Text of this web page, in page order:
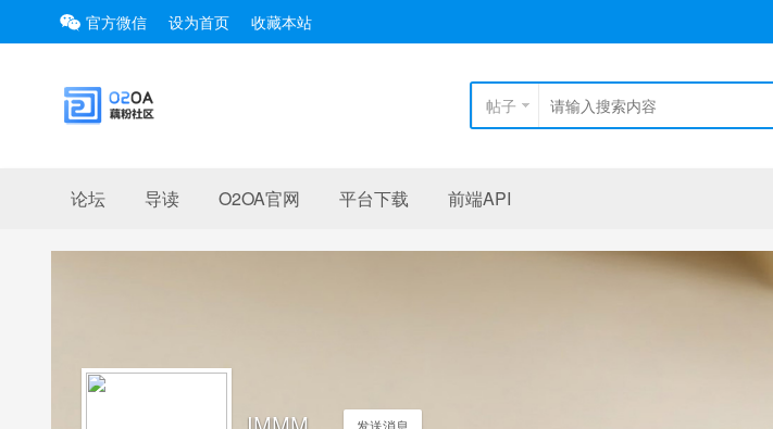
官方微信 设为首页 收藏本站
帖子
论坛 导读 O2OA官网 平台下载 前端API
发送消息